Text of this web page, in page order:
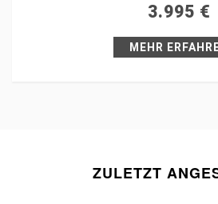
3.995 €
MEHR
ZULETZT